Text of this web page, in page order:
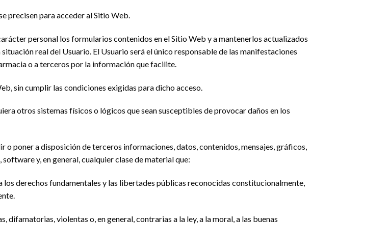
precisen para acceder al Sitio Web.
personal los formularios contenidos en el Sitio Web y a mantenerlos actualizados
real del Usuario. El Usuario será el único responsable de las manifestaciones
o a terceros por la información que facilite.
sin cumplir las condiciones exigidas para dicho acceso.
otros sistemas físicos o lógicos que sean susceptibles de provocar daños en los
o poner a disposición de terceros informaciones, datos, contenidos, mensajes, gráficos,
y, en general, cualquier clase de material que:
derechos fundamentales y las libertades públicas reconocidas constitucionalmente,
violentas o, en general, contrarias a la ley, a la moral, a las buenas